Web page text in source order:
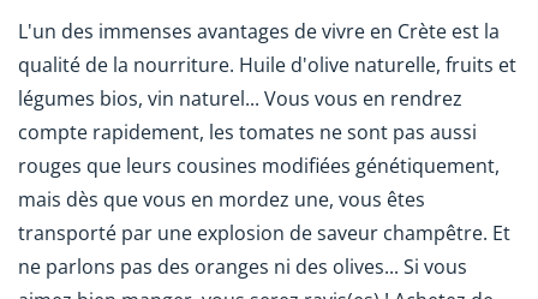
L'un des immenses avantages de vivre en Crète est la
qualité de la nourriture. Huile d'olive naturelle, fruits et
légumes bios, vin naturel... Vous vous en rendrez
compte rapidement, les tomates ne sont pas aussi
rouges que leurs cousines modifiées génétiquement,
mais dès que vous en mordez une, vous êtes
transporté par une explosion de saveur champêtre. Et
ne parlons pas des oranges ni des olives... Si vous